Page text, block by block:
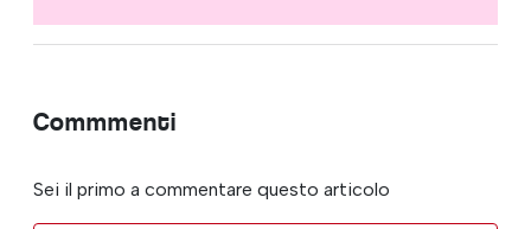
Commmenti
Sei il primo a commentare questo articolo